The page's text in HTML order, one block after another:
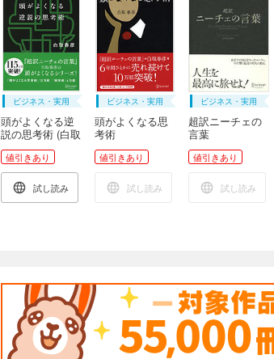
ビジネス・実用
頭がよくなる逆
説の思考術 (白取
春彦の思考術)
値引きあり
試し読み
ビジネス・実用
頭がよくなる思
考術
値引きあり
試し読み
ビジネス・実用
超訳ニーチェの
言葉
値引きあり
試し読み